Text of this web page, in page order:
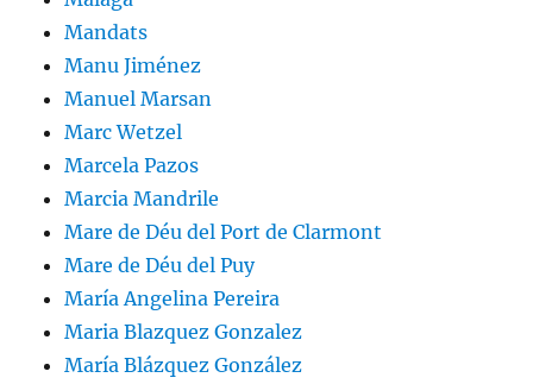
Mandats
Manu Jiménez
Manuel Marsan
Marc Wetzel
Marcela Pazos
Marcia Mandrile
Mare de Déu del Port de Clarmont
Mare de Déu del Puy
María Angelina Pereira
Maria Blazquez Gonzalez
María Blázquez González